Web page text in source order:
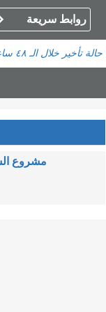
روابط سريعة
خلال الـ ٤٨ ساعة الماضية)
مشروع